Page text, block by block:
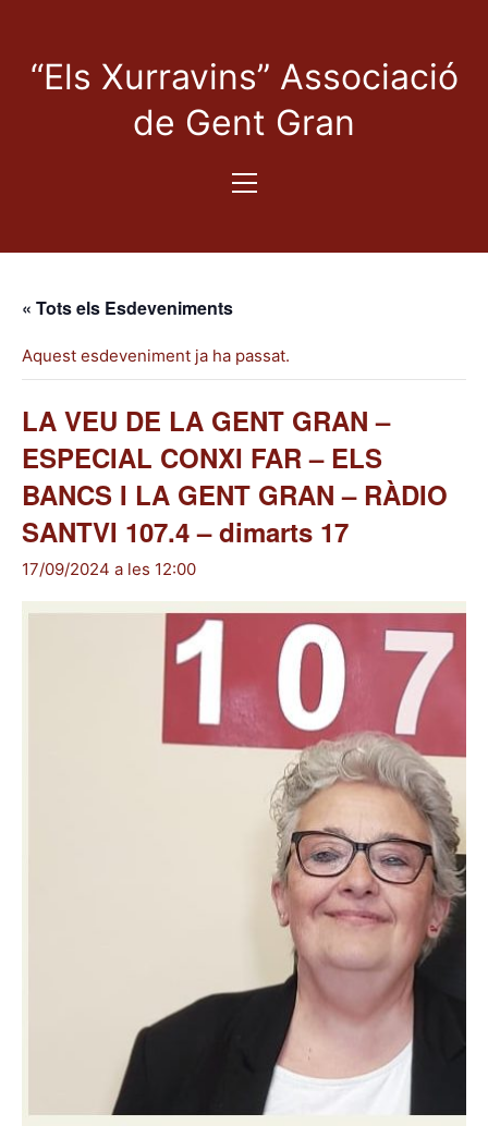
“Els Xurravins” Associació
de Gent Gran
« Tots els Esdeveniments
Aquest esdeveniment ja ha passat.
LA VEU DE LA GENT GRAN –
ESPECIAL CONXI FAR – ELS
BANCS I LA GENT GRAN – RÀDIO
SANTVI 107.4 – dimarts 17
17/09/2024 a les 12:00